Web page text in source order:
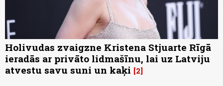
Holivudas zvaigzne Kristena Stjuarte Rīgā
ieradās ar privāto lidmašīnu, lai uz Latviju
atvestu savu suni un kaķi 2